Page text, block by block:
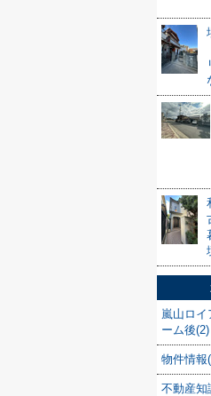
嵐山ロイ
ーム後(2)
物件情報
不動産知